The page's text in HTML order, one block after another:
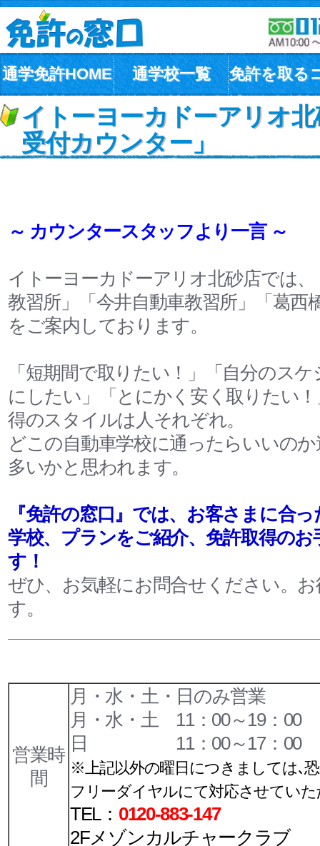
通学免許HOME 通学校一覧 免許を取る
イトーヨーカドーアリオ
受付カウンター」
～ カウンタースタッフより一言 ～
イトーヨーカドーアリオ北砂店では、
教習所」「今井自動車教習所」「葛西
をご案内しております。
「短期間で取りたい！」「自分のス
にしたい」「とにかく安く取りたい
得のスタイルは人それぞれ。
どこの自動車学校に通ったらいいの
多いかと思われます。
『免許の窓口』では、お客さまに合
学校、プランをご紹介、免許取得のお
す！
ぜひ、お気軽にお問合せください。
す。
営業時
間
月・水・土・日のみ営業
月・水・土 11：00～19：00
日 11：00～17：00
※上記以外の曜日につきましては､
フリーダイヤルにて対応させてい
TEL： 0120-883-147
2Fメゾンカルチャークラブ